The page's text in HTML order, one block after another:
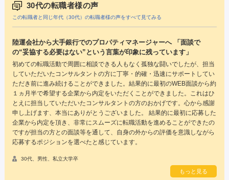
30代の転職者様の声
この転職者と同じ年代（30代）の転職者様の声をすべて見てみる
陸運会社から大手銀行でのプロパティマネージャーへ 「面談で
の“妥協する必要はない”という言葉が印象に残っています」
初めての転職活動で周囲に相談できる人もなく孤独な闘いでしたが、担当
していただいたコンサルタントの方に丁寧・的確・迅速にサポートしてい
ただき前に進み続けることができました。結果的に最初のWEB面談から約
１ヵ月半で希望する企業から内定をいただくことができました。これはひ
とえに担当していただいたコンサルタントの方のおかげです。心から感謝
申し上げます、本当にありがとうございました。 結果的に最初に応募した
企業から内定を頂き、非常にスムーズに転職活動を進めることができたの
ですが担当の方との面談等を通して、自身の外からの評価を意識しながら
応募するポジションを選べたと感じています。
30代、男性、私立大学卒
もっと見る